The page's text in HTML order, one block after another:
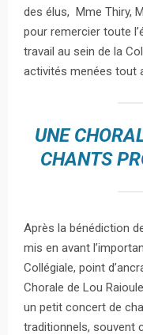
des élus, Mme Thiry,
pour remercier toute
travail au sein de la
activités menées tout
UNE
CHANTS
Après la bénédiction
mis en avant
Collégiale, point
Chorale de Lou
un petit concert de
traditionnels, souvent